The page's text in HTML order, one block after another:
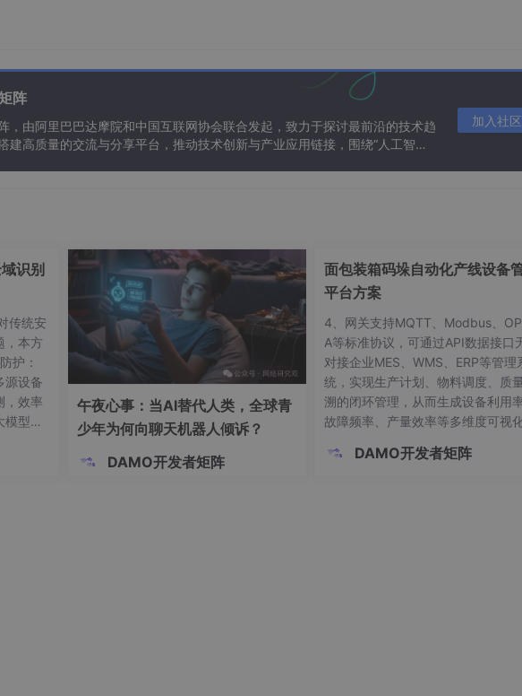
阵
，由阿里巴巴达摩院和中国互联网协会联合发起，致力于探讨最前沿的技术趋
建高质量的交流与分享平台，推动技术创新与产业应用链接，围绕“人工智能
加入社区
识别
传统安
，本方
护：
源设备
，效率
型识
秒触发
午夜心事：当AI替代人类，全球青
少年为何向聊天机器人倾诉？
DAMO开发者矩阵
面包装箱码垛自动化产线设备
平台方案
4、网关支持MQTT、Modbus、
A等标准协议，可通过API数据接口
对接企业MES、WMS、ERP等管理
统，实现生产计划、物料调度、质
溯的闭环管理，从而生成设备利用
故障频率、产量效率等多维度可视
实时采集PLC和机器人运行状态（
DAMO开发者矩阵